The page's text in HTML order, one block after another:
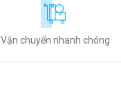
Vận chuyển nhanh chóng